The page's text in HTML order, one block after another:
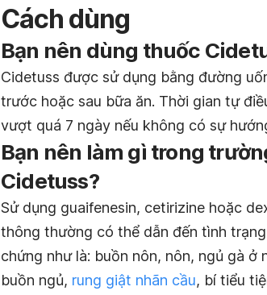
Cách dùng
Bạn nên dùng thuốc
Cidetuss được sử dụng bằng đường
trước hoặc sau bữa ăn. Thời gian tự
vượt quá 7 ngày nếu không có sự
Bạn nên làm gì trong
Cidetuss?
Sử dụng guaifenesin, cetirizine hoặc
thông thường có thể dẫn đến tình
chứng như là: buồn nôn, nôn, ngủ gà
buồn ngủ, rung giật nhãn cầu, bí tiểu